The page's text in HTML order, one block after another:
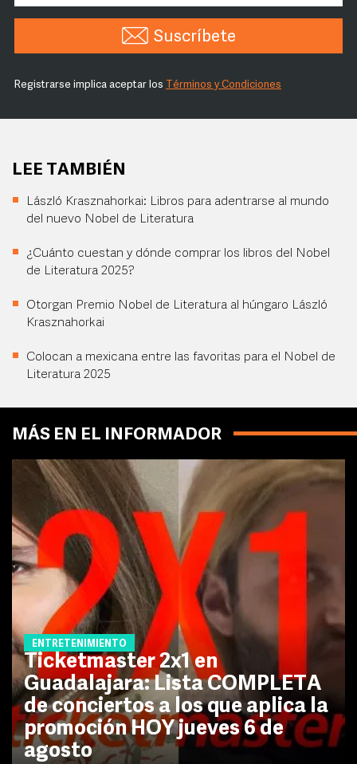
Suscríbete
Registrarse implica aceptar los Términos y Condiciones
LEE TAMBIÉN
László Krasznahorkai: Libros para adentrarse al mundo
del nuevo Nobel de Literatura
¿Cuánto cuestan y dónde comprar los libros del Nobel
de Literatura 2025?
Otorgan Premio Nobel de Literatura al húngaro László
Krasznahorkai
Colocan a mexicana entre las favoritas para el Nobel de
Literatura 2025
MÁS EN EL INFORMADOR
ENTRETENIMIENTO
Ticketmaster 2x1 en
Guadalajara: Lista COMPLETA
de conciertos a los que aplica la
promoción HOY jueves 6 de
agosto